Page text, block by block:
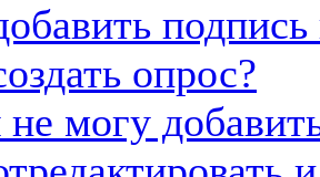
опрос?
могу